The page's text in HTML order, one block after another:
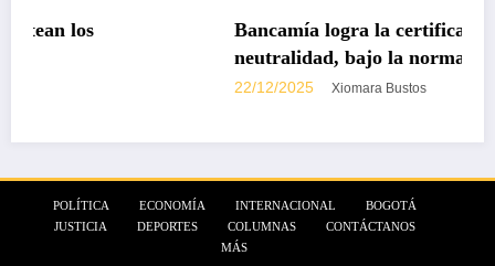
Bancamía logra la certificación carbono
neutralidad, bajo la norma internacional ISO
Xiomara Bustos
POLÍTICA ECONOMÍA INTERNACIONAL
BOGOTÁ
JUSTICIA
DEPORTES COLUMNAS
CONTÁCTANOS
MÁS